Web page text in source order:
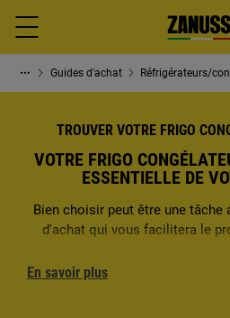
Menu
Guides d'achat Réfrigérateurs/
TROUVER VOTRE FRIGO
VOTRE FRIGO
ESSENTIELLE DE
Bien choisir peut être une tâche
d'achat qui vous facilitera le
En savoir plus